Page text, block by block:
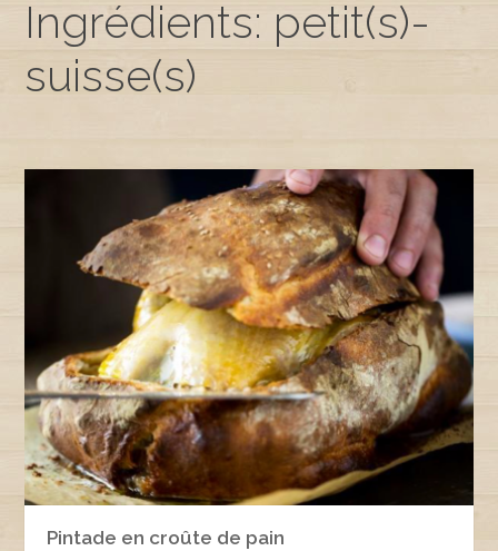
Ingrédients: petit(s)-
suisse(s)
Pintade en croûte de pain